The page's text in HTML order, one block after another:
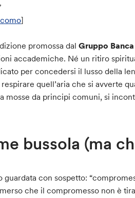
]
promossa dalGruppo
accademiche. Né un ritiro
per concedersi il lusso della
quell’aria che si avverte
mosse da principi comuni, si
bussola (ma
con sospetto:
che il compromesso non è